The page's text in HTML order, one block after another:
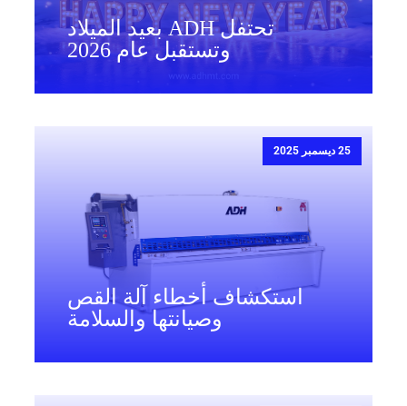
تحتفل ADH بعيد الميلاد
وتستقبل عام 2026
25 ديسمبر 2025
استكشاف أخطاء آلة القص
وصيانتها والسلامة